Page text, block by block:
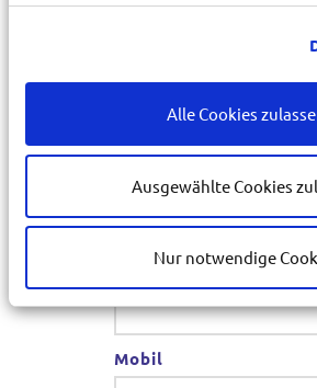
Alle Cookies
Ausgewählte Cookies
Nur notwendige
PLZ
E-Mail*
Mobil